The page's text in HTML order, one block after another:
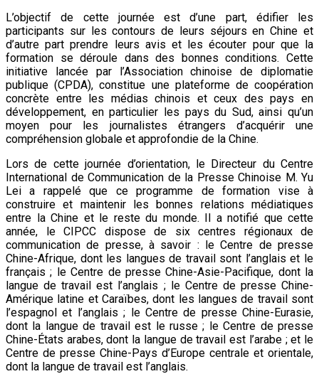
L’objectif de cette journée est d’une part, édifier les
participants sur les contours de leurs séjours en Chine et
d’autre part prendre leurs avis et les écouter pour que la
formation se déroule dans des bonnes conditions. Cette
initiative lancée par l’Association chinoise de diplomatie
publique (CPDA), constitue une plateforme de coopération
concrète entre les médias chinois et ceux des pays en
développement, en particulier les pays du Sud, ainsi qu’un
moyen pour les journalistes étrangers d’acquérir une
compréhension globale et approfondie de la Chine.
Lors de cette journée d’orientation, le Directeur du Centre
International de Communication de la Presse Chinoise M. Yu
Lei a rappelé que ce programme de formation vise à
construire et maintenir les bonnes relations médiatiques
entre la Chine et le reste du monde. Il a notifié que cette
année, le CIPCC dispose de six centres régionaux de
communication de presse, à savoir : le Centre de presse
Chine-Afrique, dont les langues de travail sont l’anglais et le
français ; le Centre de presse Chine-Asie-Pacifique, dont la
langue de travail est l’anglais ; le Centre de presse Chine-
Amérique latine et Caraïbes, dont les langues de travail sont
l’espagnol et l’anglais ; le Centre de presse Chine-Eurasie,
dont la langue de travail est le russe ; le Centre de presse
Chine-États arabes, dont la langue de travail est l’arabe ; et le
Centre de presse Chine-Pays d’Europe centrale et orientale,
dont la langue de travail est l’anglais.